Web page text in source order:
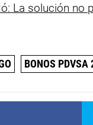
La solución
BONOS PDVSA